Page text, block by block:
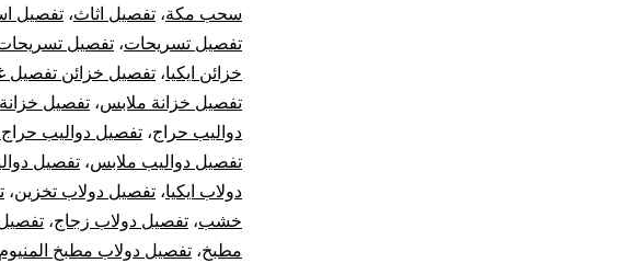
سحب مكة، تفصيل اثاث، تفصيل
تفصيل تسريحات، تفصيل
خزائن ايكيا، تفصيل خزائن تفصيل
تفصيل خزانة ملابس، تفصيل
دواليب حراج، تفصيل دواليب
تفصيل دواليب ملابس، تفصيل
دولاب ايكيا، تفصيل دولاب تخزين،
خشب، تفصيل دولاب زجاج،
مطبخ، تفصيل دولاب مطبخ المنيوم